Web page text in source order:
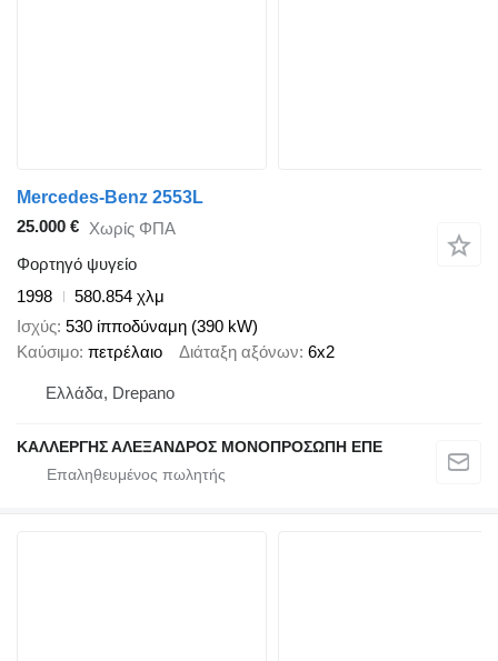
Mercedes-Benz 2553L
25.000 € Χωρίς ΦΠΑ
Φορτηγό ψυγείο
1998
580.854 χλμ
Ισχύς 530 ίπποδύναμη (390 kW)
Καύσιμο πετρέλαιο Διάταξη αξόνων 6x2
Ελλάδα, Drepano
ΚΑΛΛΕΡΓΗΣ ΑΛΕΞΑΝΔΡΟΣ ΜΟΝΟΠΡΟΣΩΠΗ ΕΠΕ